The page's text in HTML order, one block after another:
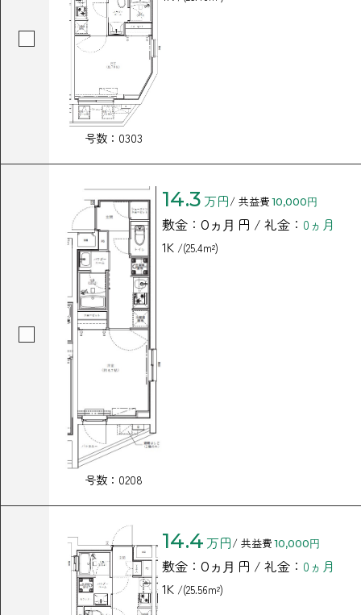
号数：0303
号数：0208
14.3 万円/ 共益費 10,000円
敷金： 0ヵ月 円 / 礼金： 0ヵ月
1K /(25.4m²)
14.4 万円/ 共益費 10,000円
敷金： 0ヵ月 円 / 礼金： 0ヵ月
1K /(25.56m²)